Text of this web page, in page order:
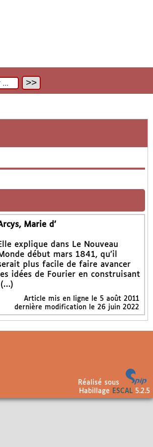
Marie d’
explique dans Le Nouveau
début mars 1841, qu’il
plus facile de faire avancer
les idées de Fourier en construisant
(…)
Article mis en ligne le 5 août 2011
dernière modification le 26 juin 2022
Réalisé sous
Habillage
ESCAL5.2.5